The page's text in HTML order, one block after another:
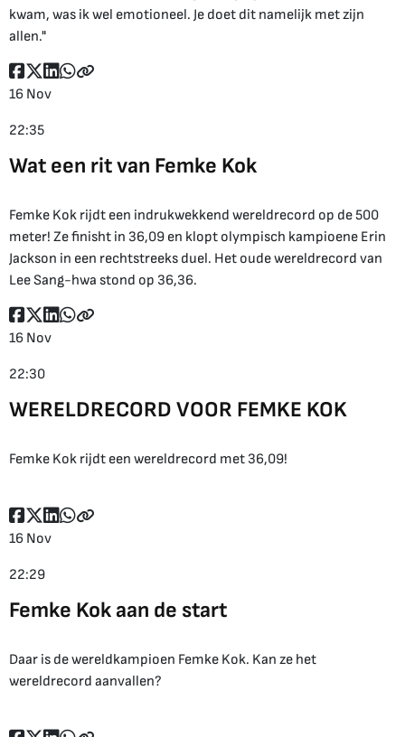
kwam, was ik wel emotioneel. Je doet dit namelijk met zijn
allen."
16 Nov
22:35
Wat een rit van Femke Kok
Femke Kok rijdt een indrukwekkend wereldrecord op de 500
meter! Ze finisht in 36,09 en klopt olympisch kampioene Erin
Jackson in een rechtstreeks duel. Het oude wereldrecord van
Lee Sang-hwa stond op 36,36.
16 Nov
22:30
WERELDRECORD VOOR FEMKE KOK
Femke Kok rijdt een wereldrecord met 36,09!
16 Nov
22:29
Femke Kok aan de start
Daar is de wereldkampioen Femke Kok. Kan ze het
wereldrecord aanvallen?